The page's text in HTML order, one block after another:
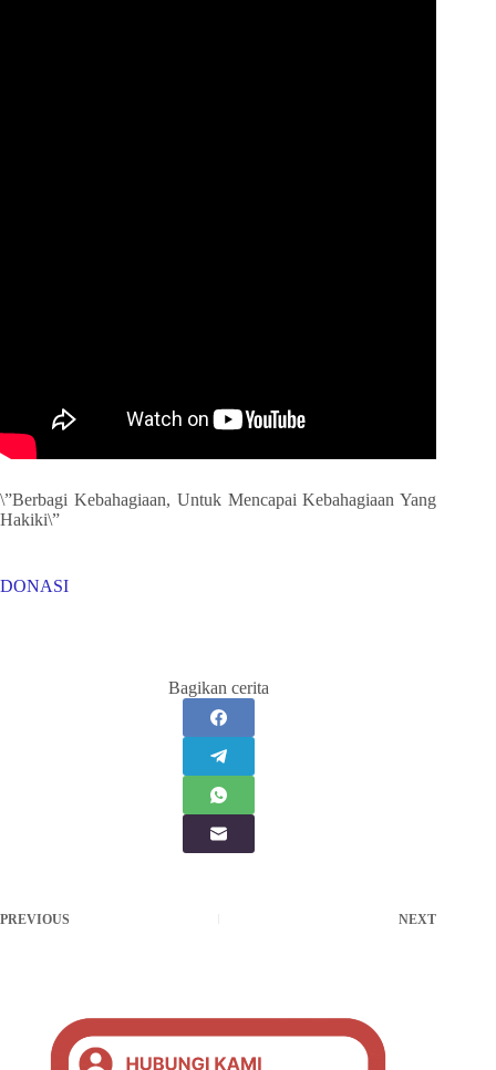
\”Berbagi Kebahagiaan, Untuk Mencapai Kebahagiaan Yang
Hakiki\”
DONASI
Bagikan cerita
PREVIOUS NEXT